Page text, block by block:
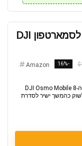
מייצב צילום וידאו לסמארטפון DJI
-16%
Amazon
DJI Osmo Mobile 8 מייצב צילום וידאו לסמארטפון ה-DJI Osmo Mobile 8
2025. הוא הגיע לשוק כהמשך ישיר לסדרת